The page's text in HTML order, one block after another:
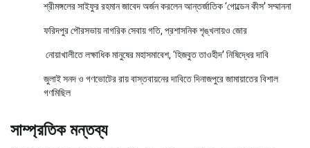
শ্রীমঙ্গলের সাইফুর রহমান জাবেদ অর্জন করলেন আন্তর্জাতিক ‘গোল্ডেন কীস’ সম্মাননা
ফরিদপুর পৌরসভায় নাগরিক সেবায় গতি, প্রশাসনিক শৃঙ্খলায়ও জোর
নোয়াখালীতে লক্ষাধিক মানুষের মহাসমাবেশ, ‘হিজবুত তাওহীদ’ নিষিদ্ধের দাবি
জুলাই সনদ ও গণভোটের রায় বাস্তবায়নের দাবিতে দিনাজপুরে জামায়াতের বিশাল
গণমিছিল
সাম্প্রতিক মন্তব্য